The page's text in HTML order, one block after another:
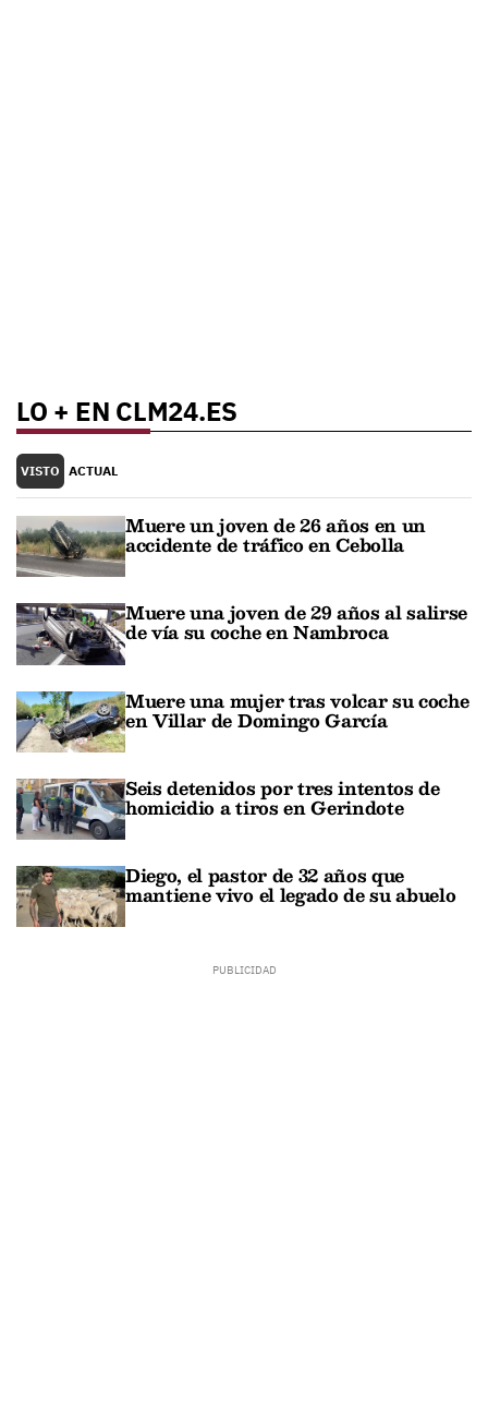
LO + EN CLM24.ES
VISTO ACTUAL
Muere un joven de 26 años en un
accidente de tráfico en Cebolla
Muere una joven de 29 años al salirse
de vía su coche en Nambroca
Muere una mujer tras volcar su coche
en Villar de Domingo García
Seis detenidos por tres intentos de
homicidio a tiros en Gerindote
Diego, el pastor de 32 años que
mantiene vivo el legado de su abuelo